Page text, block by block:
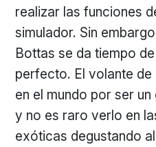
realizar las funciones
simulador. Sin
Bottas se da tiempo
perfecto. El volante
en el mundo por ser
y no es raro verlo en
exóticas degustando